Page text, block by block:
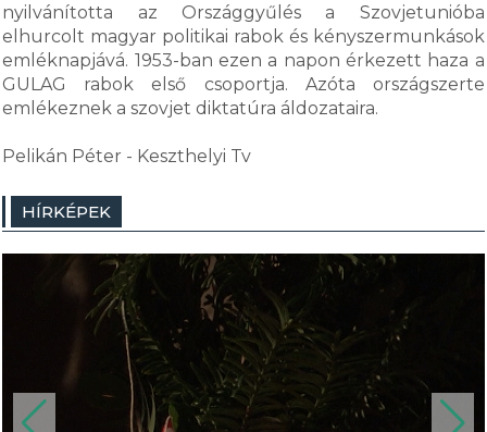
nyilvánította az Országgyűlés a Szovjetunióba
elhurcolt magyar politikai rabok és kényszermunkások
emléknapjává. 1953-ban ezen a napon érkezett haza a
GULAG rabok első csoportja. Azóta országszerte
emlékeznek a szovjet diktatúra áldozataira.
Pelikán Péter - Keszthelyi Tv
HÍRKÉPEK